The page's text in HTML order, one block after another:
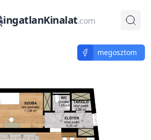
ingatlanKinalat.com
megosztom